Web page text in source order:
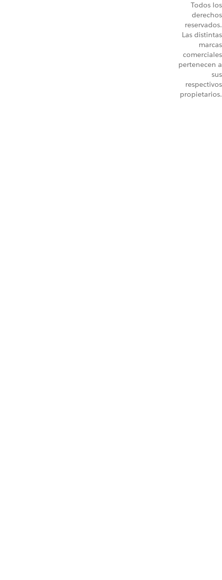
Todos los
derechos
reservados.
Las distintas
marcas
comerciales
pertenecen a
sus
respectivos
propietarios.